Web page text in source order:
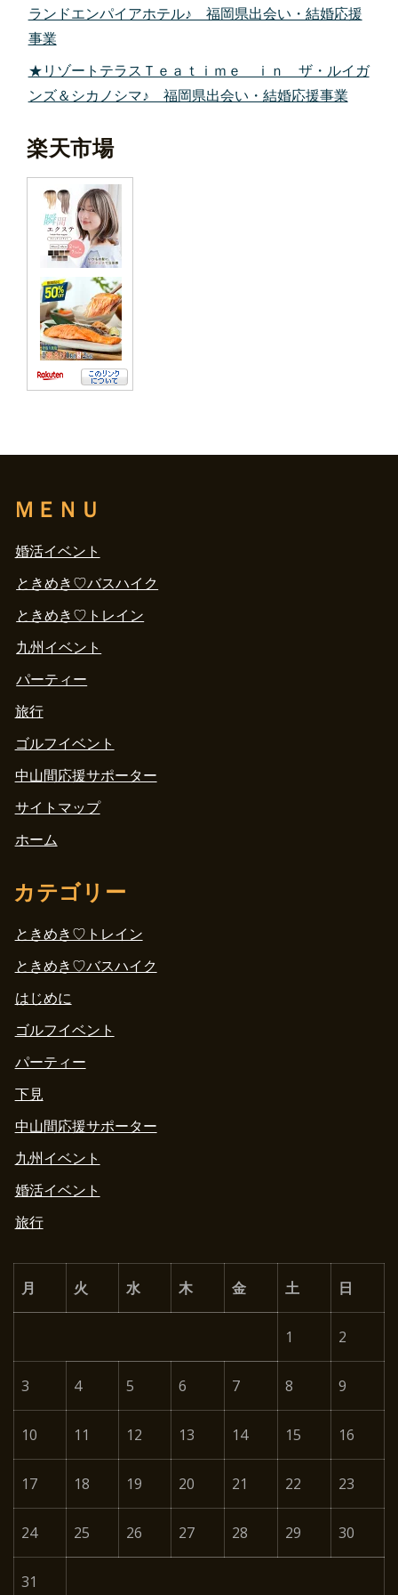
ランドエンパイアホテル♪ 福岡県出会い・結婚応援
事業
★リゾートテラスＴｅａｔｉｍｅ ｉｎ ザ・ルイガ
ンズ＆シカノシマ♪ 福岡県出会い・結婚応援事業
楽天市場
ＭＥＮＵ
婚活イベント
ときめき♡バスハイク
ときめき♡トレイン
九州イベント
パーティー
旅行
ゴルフイベント
中山間応援サポーター
サイトマップ
ホーム
カテゴリー
ときめき♡トレイン
ときめき♡バスハイク
はじめに
ゴルフイベント
パーティー
下見
中山間応援サポーター
九州イベント
婚活イベント
旅行
月 火 水 木 金 土 日
1 2
3 4 5 6 7 8 9
10 11 12 13 14 15 16
17 18 19 20 21 22 23
24 25 26 27 28 29 30
31